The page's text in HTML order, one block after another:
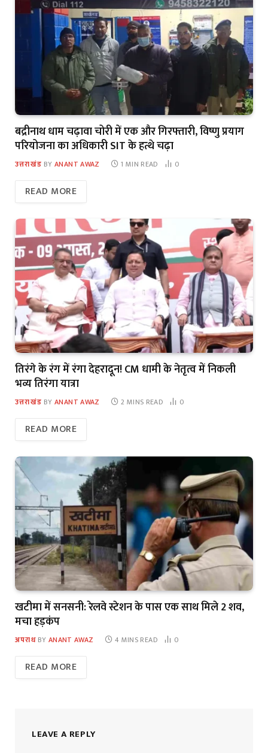
बद्रीनाथ धाम चढ़ावा चोरी में एक और गिरफ्तारी, विष्णु प्रयाग
परियोजना का अधिकारी SIT के हत्थे चढ़ा
उत्तराखंड BY ANANT AWAZ 1 MIN READ 0
READ MORE
तिरंगे के रंग में रंगा देहरादून! CM धामी के नेतृत्व में निकली
भव्य तिरंगा यात्रा
उत्तराखंड BY ANANT AWAZ 2 MINS READ 0
READ MORE
खटीमा में सनसनी: रेलवे स्टेशन के पास एक साथ मिले 2 शव,
मचा हड़कंप
अपराध BY ANANT AWAZ 4 MINS READ 0
READ MORE
LEAVE A REPLY